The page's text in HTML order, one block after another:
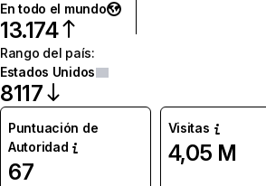
En todo el mundo
13.174
Rango del país:
Estados Unidos
8117
Puntuación de
Autoridad
67
Visitas
4,05 M